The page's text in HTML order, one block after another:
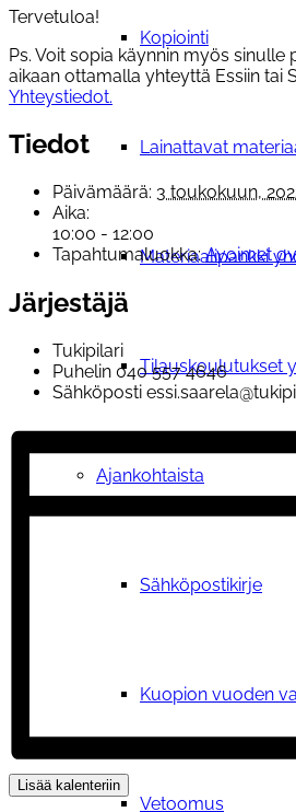
Kopiointi
Lainattavat
Materiaalipankki
Tilauskoulutukset
Ajankohtaista
Sähköpostikirje
Kuopion vuoden
Vetoomus
Tervetuloa!
Ps. Voit sopia käynnin myös
aikaan ottamalla yhteyttä Essiin tai
Yhteystiedot.
Tiedot
Päivämäärä: 3 toukokuun,
Aika:
10:00 - 12:00
Tapahtumaluokka: Avoimet
Järjestäjä
Tukipilari
Puhelin 040 557 4646
Sähköposti
Lisää kalenteriin